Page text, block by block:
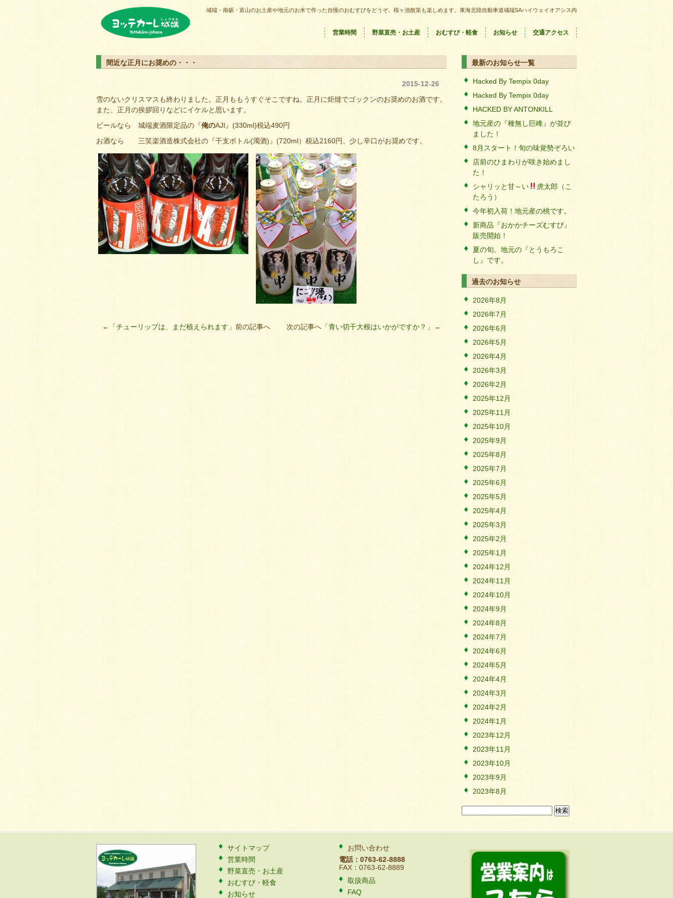
城端・南砺・富山のお土産や地元のお米で作った自慢のおむすびをどうぞ。桜ヶ池散策も楽しめます。東海北陸自動車道城端SAハイウェイオアシス内
営業時間 野菜直売・お土産 おむすび・軽食 お知らせ 交通アクセス
間近な正月にお奨めの・・・
2015-12-26
雪のないクリスマスも終わりました。正月ももうすぐそこですね。正月に炬燵でゴックンのお奨めのお酒です。
また、正月の挨拶回りなどにイケルと思います。
ビールなら 城端麦酒限定品の『俺のAJI』(330ml)税込490円
お酒なら 三笑楽酒造株式会社の『干支ボトル(濁酒)』(720ml）税込2160円、少し辛口がお奨めです。
←「チューリップは、まだ植えられます 」前の記事へ 次の記事へ「青い切干大根はいかがですか？ 」→
最新のお知らせ一覧
Hacked By Tempix 0day
Hacked By Tempix 0day
HACKED BY ANTONKILL
地元産の『種無し巨峰』が並び
ました！
8月スタート！旬の味覚勢ぞろい
店前のひまわりが咲き始めまし
た！
シャリッと甘～い
虎太郎（こ
たろう）
今年初入荷！地元産の桃です。
新商品『おかかチーズむすび』
販売開始！
夏の旬。地元の『とうもろこ
し』です。
過去のお知らせ
2026年8月
2026年7月
2026年6月
2026年5月
2026年4月
2026年3月
2026年2月
2025年12月
2025年11月
2025年10月
2025年9月
2025年8月
2025年7月
2025年6月
2025年5月
2025年4月
2025年3月
2025年2月
2025年1月
2024年12月
2024年11月
2024年10月
2024年9月
2024年8月
2024年7月
2024年6月
2024年5月
2024年4月
2024年3月
2024年2月
2024年1月
2023年12月
2023年11月
2023年10月
2023年9月
2023年8月
検
索:
サイトマップ
営業時間
野菜直売・お土産
おむすび・軽食
お知らせ
お問い合わせ
電話：0763-62-8888
FAX：0763-62-8889
取扱商品
FAQ